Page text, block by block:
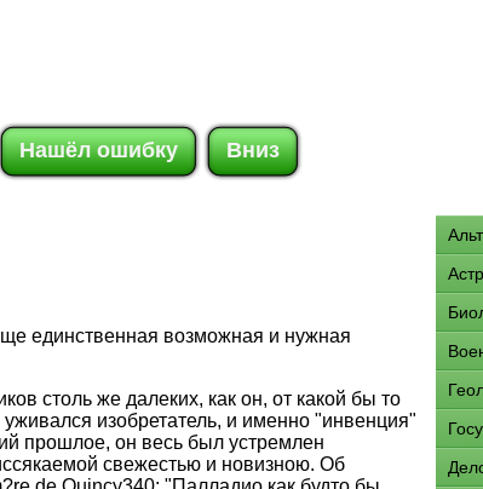
Нашёл ошибку Вниз
единственная возможная и нужная
столь же далеких, как он, от какой бы то
изобретатель, и именно "инвенция"
прошлое, он весь был устремлен
свежестью и новизною. Об